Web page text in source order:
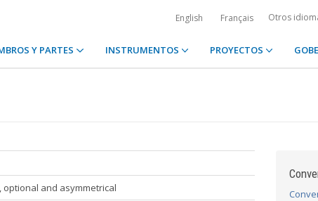
English Français Otros
Y PARTES INSTRUMENTOS PROYECTOS
optional and asymmetrical